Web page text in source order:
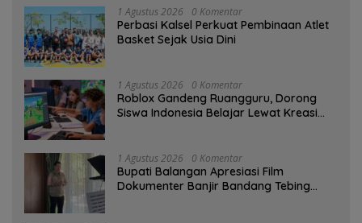
1 Agustus 2026 0 Komentar
Perbasi Kalsel Perkuat Pembinaan Atlet
Basket Sejak Usia Dini
1 Agustus 2026 0 Komentar
Roblox Gandeng Ruangguru, Dorong
Siswa Indonesia Belajar Lewat Kreasi
1 Agustus 2026 0 Komentar
Bupati Balangan Apresiasi Film
Dokumenter Banjir Bandang Tebing